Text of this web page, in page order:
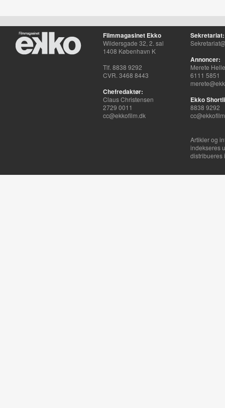
Filmmagasinet Ekko
Wildersgade 32, 2. sal
1408 København K
Tlf. 8838 9292
CVR. 3468 8443
Chefredaktør:
Claus Christensen
2729 0011
cc@ekkofilm.dk
Sekretariat:
Annoncer:
Merete
6111 5851
Ekko
8838 9292
Artikler og
indekseres
distribueres